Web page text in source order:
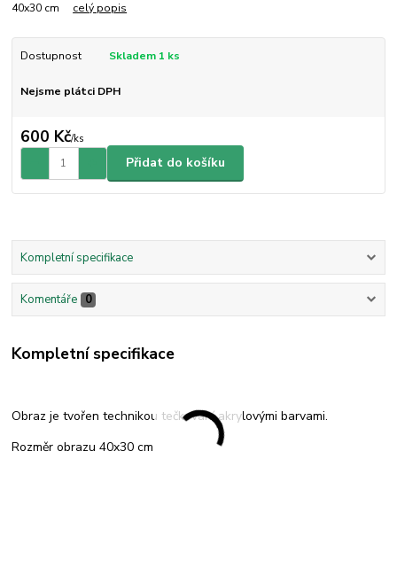
40x30 cm celý popis
Dostupnost Skladem 1 ks
Nejsme plátci DPH
600 Kč/ks
Přidat do košíku
Kompletní specifikace
Komentáře 0
Kompletní specifikace
Obraz je tvořen technikou tečkování akrylovými barvami.
Rozměr obrazu 40x30 cm